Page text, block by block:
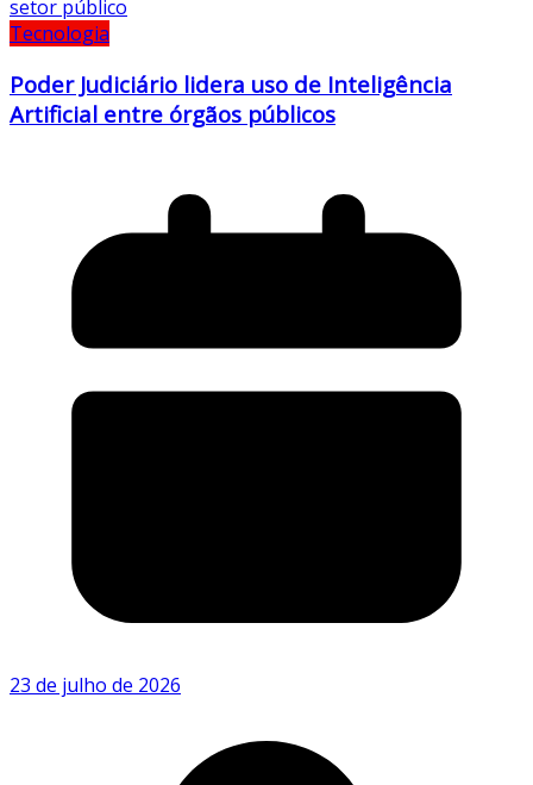
Tecnologia
Poder Judiciário lidera uso de Inteligência
Artificial entre órgãos públicos
23 de julho de 2026